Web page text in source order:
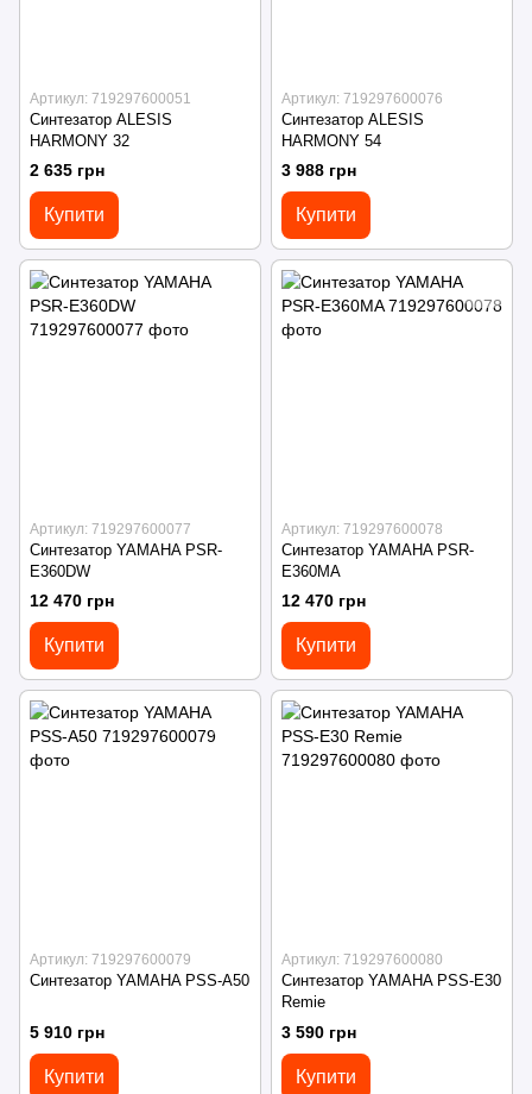
Артикул: 719297600051
Синтезатор ALESIS
HARMONY 32
2 635 грн
Купити
Артикул: 719297600076
Синтезатор ALESIS
HARMONY 54
3 988 грн
Купити
Артикул: 719297600077
Синтезатор YAMAHA PSR-
E360DW
12 470 грн
Купити
Артикул: 719297600078
Синтезатор YAMAHA PSR-
E360MA
12 470 грн
Купити
Артикул: 719297600079
Синтезатор YAMAHA PSS-A50
5 910 грн
Купити
Артикул: 719297600080
Синтезатор YAMAHA PSS-E30
Remie
3 590 грн
Купити